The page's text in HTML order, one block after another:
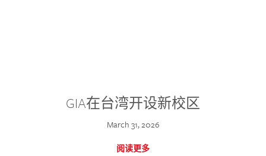
GIA在台湾开设新校区
March 31, 2026
阅读更多